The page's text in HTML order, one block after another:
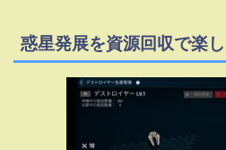
惑星発展を資源回収で楽し